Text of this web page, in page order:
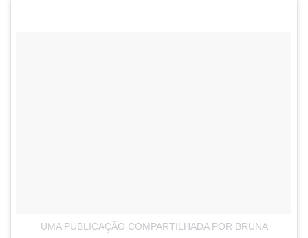
UMA PUBLICAÇÃO COMPARTILHADA POR BRUNA